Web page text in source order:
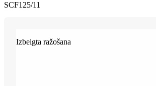
SCF125/11
Izbeigta ražošana